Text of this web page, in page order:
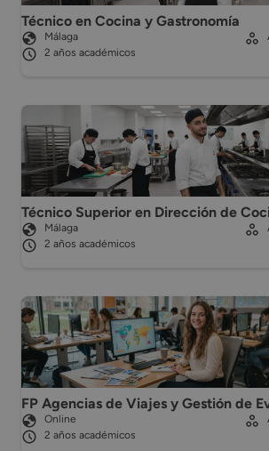
Técnico en Cocina y Gastronomía
Málaga
2 años académicos
Técnico Superior en Dirección de
Málaga
2 años académicos
FP Agencias de Viajes y Gestión de
Online
2 años académicos